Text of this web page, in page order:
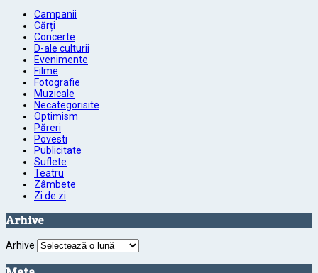
Campanii
Cărți
Concerte
D-ale culturii
Evenimente
Filme
Fotografie
Muzicale
Necategorisite
Optimism
Păreri
Povesti
Publicitate
Suflete
Teatru
Zâmbete
Zi de zi
Arhive
Arhive